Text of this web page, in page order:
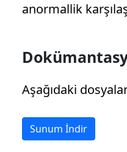
anormallik
Aşağıdaki
Sunum İndir